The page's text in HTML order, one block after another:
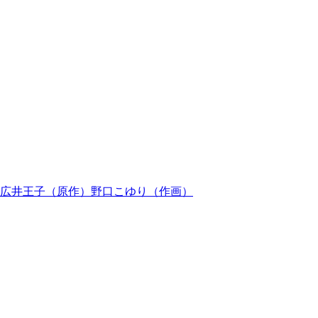
広井王子 （ 原作） 野口こゆり （作画）